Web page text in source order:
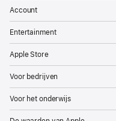
Account
Entertainment
Apple Store
Voor bedrijven
Voor het onderwijs